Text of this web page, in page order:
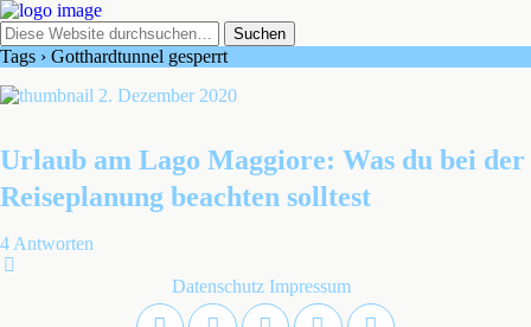
Tags › Gotthardtunnel gesperrt
2. Dezember 2020
Urlaub am Lago Maggiore: Was du bei der
Reiseplanung beachten solltest
4 Antworten
Datenschutz Impressum